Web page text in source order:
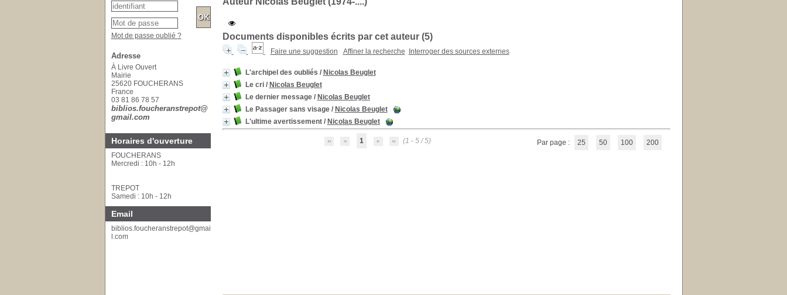
Documents disponibles écrits par cet auteur (5)
Faire une suggestion Affiner la recherche Interroger des sources externes
L'archipel des oubliés / Nicolas Beuglet
Le cri/ Nicolas Beuglet
Le dernier message/ Nicolas Beuglet
Le Passager sans visage/ Nicolas Beuglet
L'ultime avertissement/ Nicolas Beuglet
1 (1 - 5 / 5) Par page : 25 50 100 200
Mot de passe oublié ?
Adresse
À Livre Ouvert
Mairie
25620 FOUCHERANS
France
03 81 86 78 57
biblios.foucheranstrepot@
gmail.com
Horaires d'ouverture
FOUCHERANS
Mercredi : 10h - 12h
TREPOT
Samedi : 10h - 12h
Email
biblios.foucheranstrepot@gmai
l.com